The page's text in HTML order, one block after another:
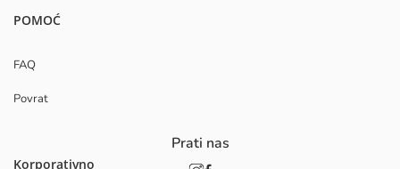
POMOĆ
FAQ
Povrat
Korporativno
Prati nas